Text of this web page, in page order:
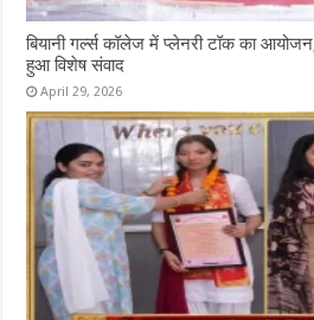
बियानी गर्ल्स कॉलेज में प्लेनरी टॉक का
हुआ विशेष संवाद
April 29, 2026